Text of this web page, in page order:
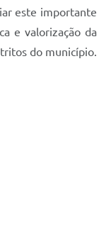
este importante
e valorização da
do município.